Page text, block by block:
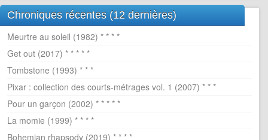
Chroniques récentes (12 dernières)
Meurtre au soleil (1982) * * * *
Get out (2017) * * * * *
Tombstone (1993) * * *
Pixar : collection des courts-métrages vol. 1 (2007) * * *
Pour un garçon (2002) * * * * *
La momie (1999) * * * *
Bohemian rhapsody (2019) * * * *